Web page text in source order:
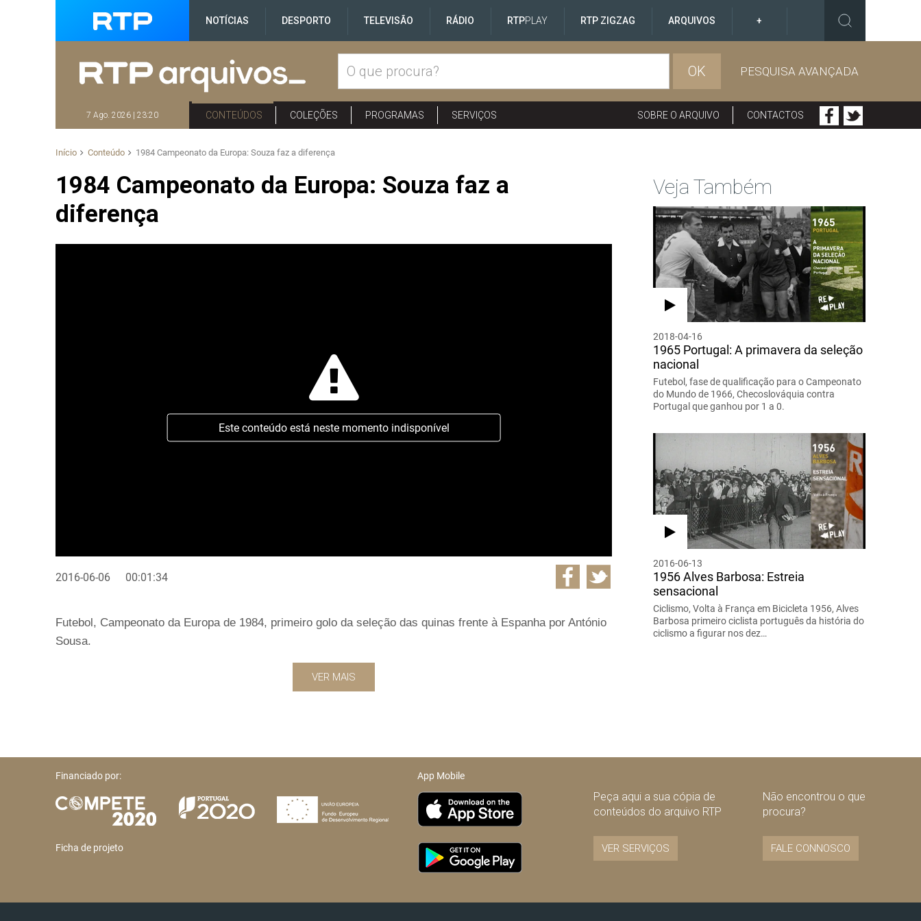
NOTÍCIAS DESPORTO TELEVISÃO RÁDIO RTPPLAY RTP ZIGZAG ARQUIVOS +
OK PESQUISA AVANÇADA
7 Ago. 2026 | 23:20 CONTEÚDOS COLEÇÕES PROGRAMAS SERVIÇOS SOBRE O ARQUIVO CONTACTOS
Início Conteúdo 1984 Campeonato da Europa: Souza faz a diferença
1984 Campeonato da Europa: Souza faz a
diferença
Este conteúdo está neste momento indisponível
2016-06-06 00:01:34
Futebol, Campeonato da Europa de 1984, primeiro golo da seleção das quinas frente à Espanha por António
Sousa.
VER MAIS
Veja Também
2018-04-16
1965 Portugal: A primavera da seleção
nacional
Futebol, fase de qualificação para o Campeonato
do Mundo de 1966, Checoslováquia contra
Portugal que ganhou por 1 a 0.
2016-06-13
1956 Alves Barbosa: Estreia
sensacional
Ciclismo, Volta à França em Bicicleta 1956, Alves
Barbosa primeiro ciclista português da história do
ciclismo a figurar nos dez…
Financiado por:
Ficha de projeto
App Mobile
Peça aqui a sua cópia de
conteúdos do arquivo RTP
VER SERVIÇOS
Não encontrou o que
procura?
FALE CONNOSCO